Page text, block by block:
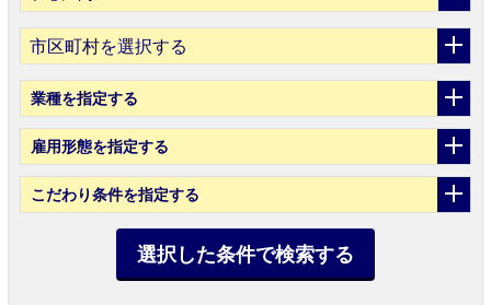
市区町村を選択する
業種を指定する
雇用形態を指定する
こだわり条件を指定する
選択した条件で検索する